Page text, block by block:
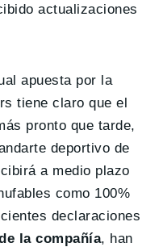
actualizaciones
apuesta por la
tiene claro que el
pronto que tarde,
deportivo de
a medio plazo
como 100%
declaraciones
la compañía, han